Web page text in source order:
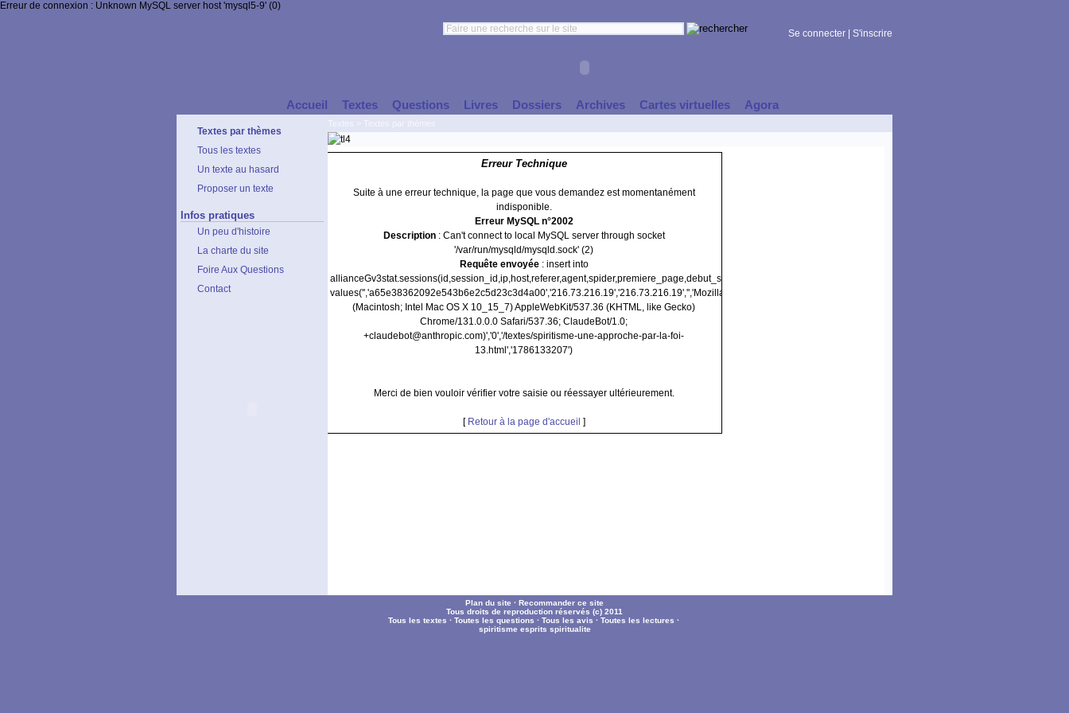
Erreur de connexion : Unknown MySQL server host 'mysql5-9' (0)
Se connecter S'inscrire
Accueil Textes Questions Livres Dossiers Archives Cartes virtuelles Agora
Textes par thèmes
Tous les textes
Un texte au hasard
Proposer un texte
Infos pratiques
Un peu d'histoire
La charte du site
Foire Aux Questions
Contact
Erreur Technique
Suite à une erreur technique, la page que vous demandez est momentanément
indisponible.
Erreur MySQL n°2002
Description: Can't connect to local MySQL server through socket
'/var/run/mysqld/mysqld.sock' (2)
Requête envoyée: insert into
allianceGv3stat.sessions(id,session_id,ip,host,referer,agent,spider,premiere_page,debut_session)
values('','a65e38362092e543b6e2c5d23c3d4a00','216.73.216.19','216.73.216.19','','Mozilla/5.0
(Macintosh; Intel Mac OS X 10_15_7) AppleWebKit/537.36 (KHTML, like Gecko)
Chrome/131.0.0.0 Safari/537.36; ClaudeBot/1.0;
+claudebot@anthropic.com)','0','/textes/spiritisme-une-approche-par-la-foi-
13.html','1786133207')
Merci de bien vouloir vérifier votre saisie ou réessayer ultérieurement.
[ Retour à la page d'accueil ]
Plan du site · Recommander ce site
Tous droits de reproduction réservés (c) 2011
Tous les textes · Toutes les questions · Tous les avis · Toutes les lectures ·
spiritisme esprits spiritualite